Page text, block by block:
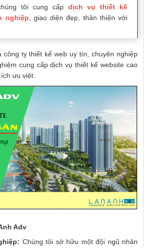
tôi cung cấp dịch vụ thiết kế
nghiệp, giao diện đẹp, thân thiện với
công ty thiết kế web uy tín, chuyên nghiệp
cung cấp dịch vụ thiết kế website cao
ưu việt.
Adv
Chúng tôi sở hữu một đội ngũ nhân